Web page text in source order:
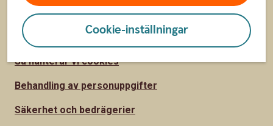
Cookie-inställningar
Säkerhet och integritet
Ta tillbaka cookie-medgivande
Så hanterar vi cookies
Behandling av personuppgifter
Säkerhet och bedrägerier